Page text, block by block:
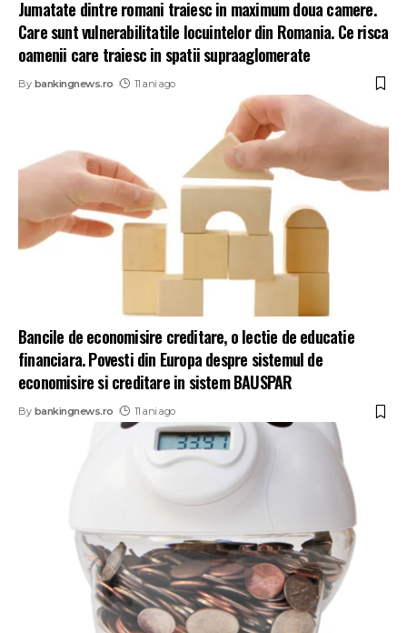
Jumatate dintre romani traiesc in maximum doua camere.
Care sunt vulnerabilitatile locuintelor din Romania. Ce risca
oamenii care traiesc in spatii supraaglomerate
By bankingnews.ro 11 ani ago
Bancile de economisire creditare, o lectie de educatie
financiara. Povesti din Europa despre sistemul de
economisire si creditare in sistem BAUSPAR
By bankingnews.ro 11 ani ago